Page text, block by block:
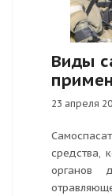
Виды
23 апреля
средства,
органов